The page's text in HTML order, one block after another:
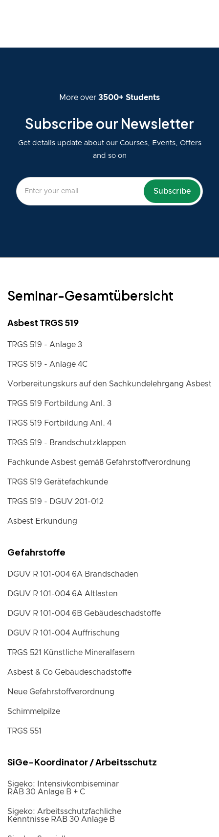
More over 3500+ Students
Subscribe our Newsletter
Get details update about our Courses, Events, Offers
and so on
Seminar-Gesamtübersicht
Asbest TRGS 519
TRGS 519 - Anlage 3
TRGS 519 - Anlage 4C
Vorbereitungskurs auf den Sachkundelehrgang Asbest
TRGS 519 Fortbildung Anl. 3
TRGS 519 Fortbildung Anl. 4
TRGS 519 - Brandschutzklappen
Fachkunde Asbest gemäß Gefahrstoffverordnung
TRGS 519 Gerätefachkunde
TRGS 519 - DGUV 201-012
Asbest Erkundung
Gefahrstoffe
DGUV R 101-004 6A Brandschaden
DGUV R 101-004 6A Altlasten
DGUV R 101-004 6B Gebäudeschadstoffe
DGUV R 101-004 Auffrischung
TRGS 521 Künstliche Mineralfasern
Asbest & Co Gebäudeschadstoffe
Neue Gefahrstoffverordnung
Schimmelpilze
TRGS 551
SiGe-Koordinator / Arbeitsschutz
Sigeko: Intensivkombiseminar
RAB 30 Anlage B + C
Sigeko: Arbeitsschutzfachliche
Kenntnisse RAB 30 Anlage B